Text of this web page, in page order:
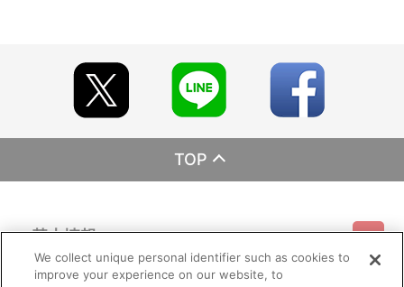
TOP
基本情報
We collect unique personal identifier such as cookies to
improve your experience on our website, to